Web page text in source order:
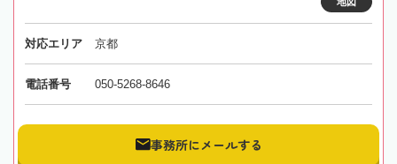
対応エリア 京都
電話番号 050-5268-8646
事務所にメールする